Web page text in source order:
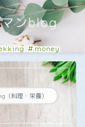
マンblog
＃money
（料理・栄養）